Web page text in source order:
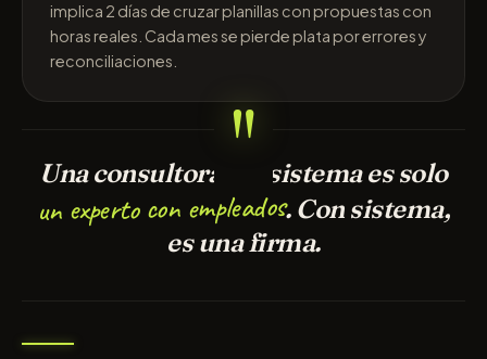
implica 2 días de cruzar planillas con propuestas con
horas reales. Cada mes se pierde plata por errores y
reconciliaciones.
Una consultora sin sistema es solo
un experto con empleados. Con sistema,
es una firma.